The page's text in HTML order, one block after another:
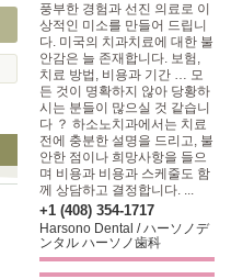
풍부한 경험과 선진 의료로 이
상적인 미소를 만들어 드립니
다. 미국의 치과치료에 대한 불
안감은 늘 존재합니다. 보험,
치료 방법, 비용과 기간 … 모
든 것이 명확하지 않아 당황하
시는 분들이 많으실 것 같습니
다 ？ 하소노치과에서는 치료
전에 충분한 설명을 드리고, 불
안한 점이나 희망사항을 들으
며 비용과 비용과 스케줄도 함
께 상담하고 결정합니다. ...
+1 (408) 354-1717
Harsono Dental / ハーソノデ
ンタル ハーソノ歯科